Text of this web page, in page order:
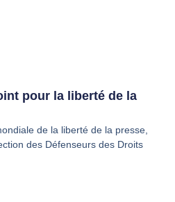
pour la liberté de la
de la liberté de la presse,
des Défenseurs des Droits